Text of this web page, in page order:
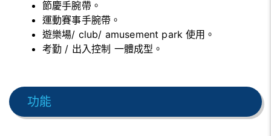
節慶手腕帶。
運動賽事手腕帶。
遊樂場/ club/ amusement park 使用。
考勤 / 出入控制 一體成型。
功能